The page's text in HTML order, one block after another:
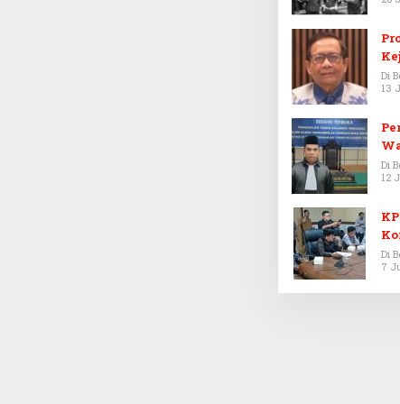
Di
13
Di
12
Di
7